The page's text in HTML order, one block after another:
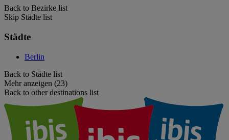
Back to Bezirke list
Skip Städte list
Städte
Berlin
Back to Städte list
Mehr anzeigen (23)
Back to other destinations list